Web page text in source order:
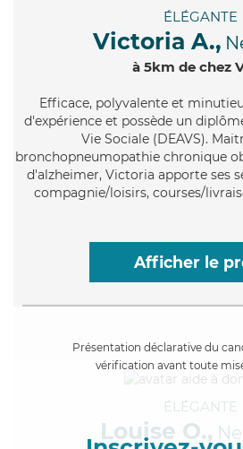
ÉLÉGANTE
Victoria A.,
à 5km de chez
Efficace, polyvalente et
d'expérience et possède un
Vie Sociale (DEAVS).
bronchopneumopathie chronique
d'alzheimer, Victoria apporte ses
compagnie/loisirs, courses/
Afficher le
Présentation déclarative du
vérification avant toute
ÉLÉGANTE
Louise O.,